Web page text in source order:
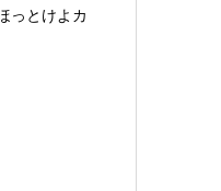
っとけよカ